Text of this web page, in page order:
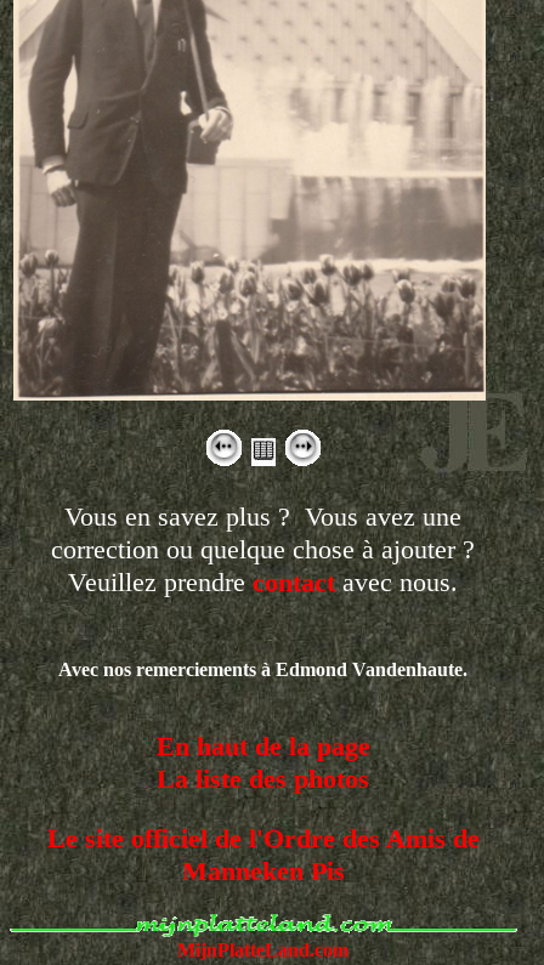
Vous en savez plus ? Vous avez une
correction ou quelque chose à ajouter ?
Veuillez prendrecontactavec nous.
Avec nos remerciements à Edmond Vandenhaute.
En haut de la page
La liste des photos
Le site officiel de l'Ordre des Amis de
Manneken Pis
MijnPlatteLand.com